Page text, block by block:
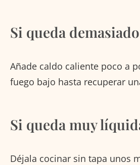
Si queda
Añade caldo caliente poco a
fuego bajo hasta recuperar
Si queda muy
Déjala cocinar sin tapa unos